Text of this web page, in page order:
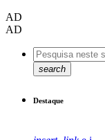
AD
AD
search
Destaque